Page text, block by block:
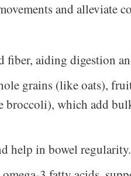
and alleviate
fiber, aiding digestion
grains (like oats),
broccoli), which add
help in bowel regularity.